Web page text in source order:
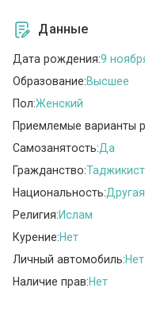
Данные
Дата рождения:9
Образование:Высшее
Пол:Женский
Приемлемые варианты
Самозанятость:Да
Гражданство:
Национальность:Другая
Религия:Ислам
Курение:Нет
Личный автомобиль:Нет
Наличие прав:Нет